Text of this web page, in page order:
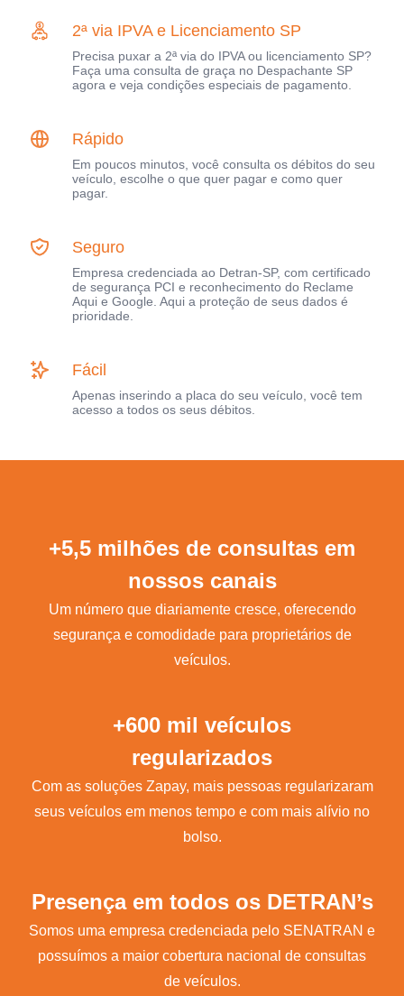
2ª via IPVA e Licenciamento SP
Precisa puxar a 2ª via do IPVA ou licenciamento SP?
Faça uma consulta de graça no Despachante SP
agora e veja condições especiais de pagamento.
Rápido
Em poucos minutos, você consulta os débitos do seu
veículo, escolhe o que quer pagar e como quer
pagar.
Seguro
Empresa credenciada ao Detran-SP, com certificado
de segurança PCI e reconhecimento do Reclame
Aqui e Google. Aqui a proteção de seus dados é
prioridade.
Fácil
Apenas inserindo a placa do seu veículo, você tem
acesso a todos os seus débitos.
+5,5 milhões de consultas em
nossos canais
Um número que diariamente cresce, oferecendo
segurança e comodidade para proprietários de
veículos.
+600 mil veículos
regularizados
Com as soluções Zapay, mais pessoas regularizaram
seus veículos em menos tempo e com mais alívio no
bolso.
Presença em todos os DETRAN’s
Somos uma empresa credenciada pelo SENATRAN e
possuímos a maior cobertura nacional de consultas
de veículos.